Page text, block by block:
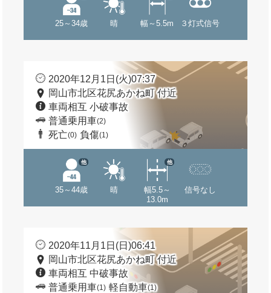
25～34歳 晴 幅～5.5m ３灯式信号
2020年12月1日(火)07:37
岡山市北区花尻あかね町 付近
車両相互 小破事故
普通乗用車(2)
死亡(0) 負傷(1)
35～44歳
他
晴
幅5.5～
13.0m
他
信号なし
2020年11月1日(日)06:41
岡山市北区花尻あかね町 付近
車両相互 中破事故
普通乗用車(1) 軽自動車(1)